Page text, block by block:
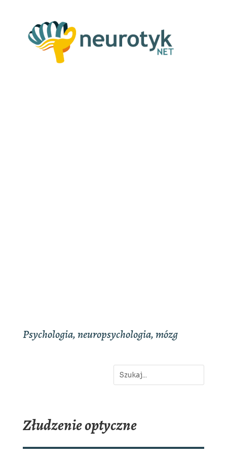
Psychologia, neuropsychologia, mózg
Złudzenie optyczne